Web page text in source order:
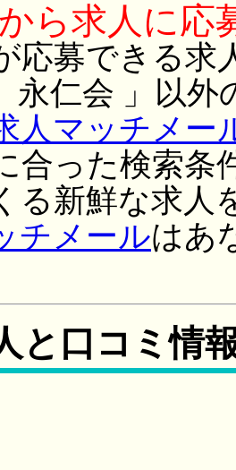
ら求人に応
応募できる求
仁会 」以外
人マッチメー
合った検索条
る新鮮な求人
チメールはあ
と口コミ情